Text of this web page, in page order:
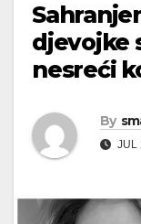
djevojke
nesreći
By
JUL